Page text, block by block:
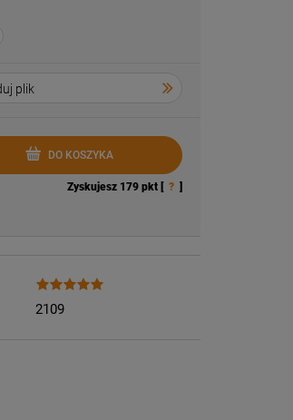
DO KOSZYKA
Zyskujesz 179pkt [ ? ]
2109